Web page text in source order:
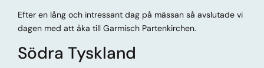
Efter en lång och intressant dag på mässan så avslutade vi
dagen med att åka till Garmisch Partenkirchen.
Södra Tyskland